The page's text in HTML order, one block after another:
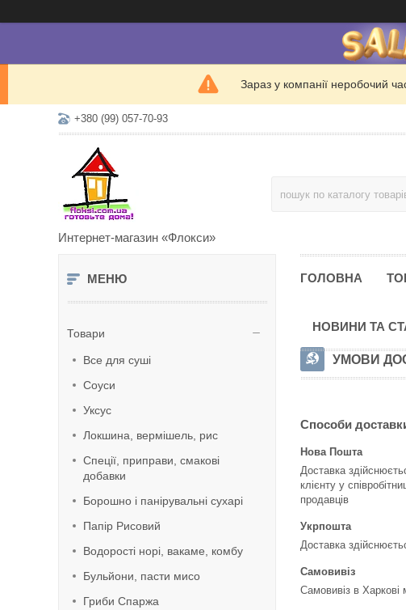
Зараз у компанії неробочий
+380 (99) 057-70-93
Интернет-магазин «Флокси»
Товари
Все для суші
Соуси
Уксус
Локшина, вермішель, рис
Спеції, приправи, смакові
добавки
Борошно і панірувальні сухарі
Папір Рисовий
Водорості норі, вакаме, комбу
Бульйони, пасти мисо
Гриби Спаржа
ГОЛОВНА
НОВИНИ ТА
УМОВИ
Способи
Нова Пошта
Доставка
клієнту у
продавців
Укрпошта
Доставка
Самовивіз
Самовивіз в